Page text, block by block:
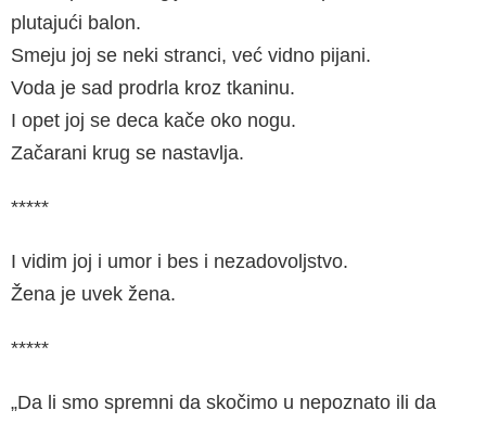
plutajući balon.
Smeju joj se neki stranci, već vidno pijani.
Voda je sad prodrla kroz tkaninu.
I opet joj se deca kače oko nogu.
Začarani krug se nastavlja.
*****
I vidim joj i umor i bes i nezadovoljstvo.
Žena je uvek žena.
*****
„Da li smo spremni da skočimo u nepoznato ili da